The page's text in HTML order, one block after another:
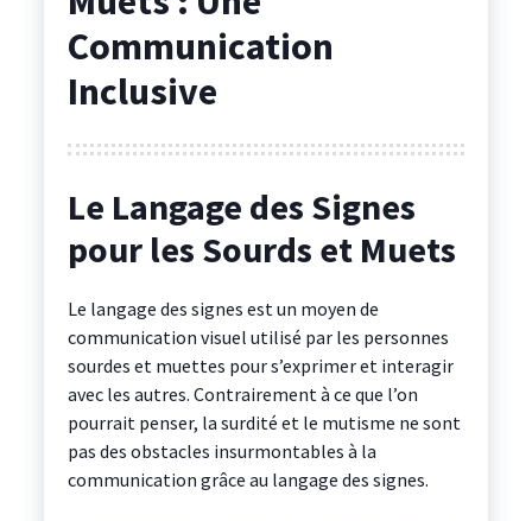
Communication
Inclusive
Le Langage des Signes
pour les Sourds et Muets
Le langage des signes est un moyen de
communication visuel utilisé par les personnes
sourdes et muettes pour s’exprimer et interagir
avec les autres. Contrairement à ce que l’on
pourrait penser, la surdité et le mutisme ne sont
pas des obstacles insurmontables à la
communication grâce au langage des signes.